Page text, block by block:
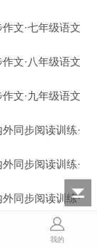
·七年级语文
·八年级语文
·九年级语文
步阅读训练·
步阅读训练·
步阅读训练·
阅读导练考·七
我的